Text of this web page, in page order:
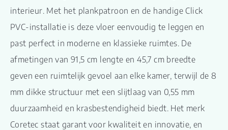
interieur. Met het plankpatroon en de handige Click
PVC-installatie is deze vloer eenvoudig te leggen en
past perfect in moderne en klassieke ruimtes. De
afmetingen van 91,5 cm lengte en 45,7 cm breedte
geven een ruimtelijk gevoel aan elke kamer, terwijl de 8
mm dikke structuur met een slijtlaag van 0,55 mm
duurzaamheid en krasbestendigheid biedt. Het merk
Coretec staat garant voor kwaliteit en innovatie, en